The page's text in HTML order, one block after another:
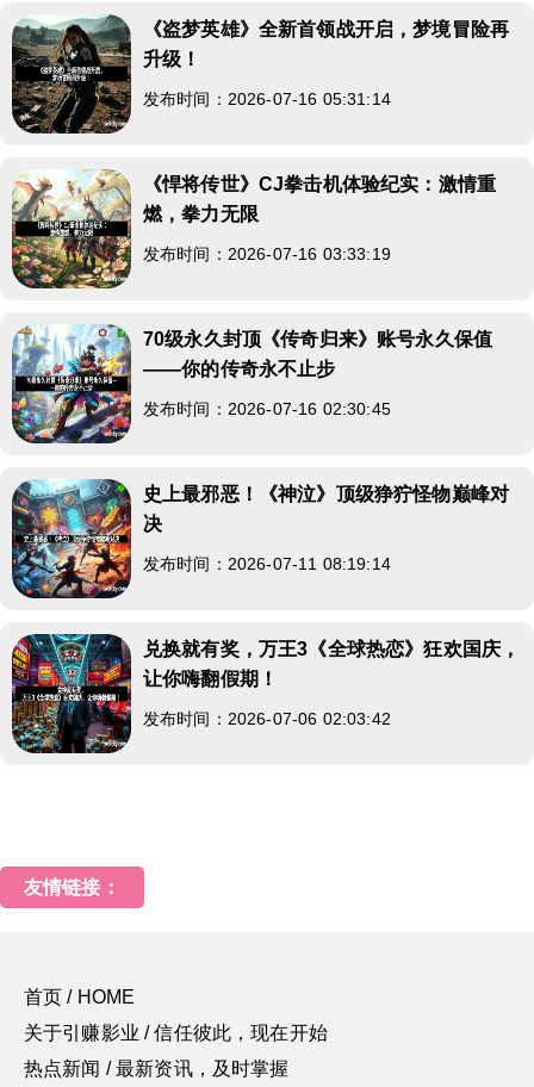
《盗梦英雄》全新首领战开启，梦境冒险再
升级！
发布时间：2026-07-16 05:31:14
《悍将传世》CJ拳击机体验纪实：激情重
燃，拳力无限
发布时间：2026-07-16 03:33:19
70级永久封顶《传奇归来》账号永久保值
——你的传奇永不止步
发布时间：2026-07-16 02:30:45
史上最邪恶！《神泣》顶级狰狞怪物巅峰对
决
发布时间：2026-07-11 08:19:14
兑换就有奖，万王3《全球热恋》狂欢国庆，
让你嗨翻假期！
发布时间：2026-07-06 02:03:42
友情链接：
首页 / HOME
关于引赚影业 / 信任彼此，现在开始
热点新闻 / 最新资讯，及时掌握